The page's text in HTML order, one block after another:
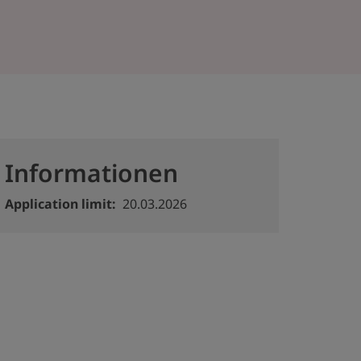
Informationen
Application limit 20.03.2026